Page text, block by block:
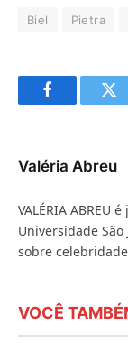
Biel Pietra
Facebook
Valéria Abreu
VALÉRIA ABREU
Universidade
sobre
VOCÊ